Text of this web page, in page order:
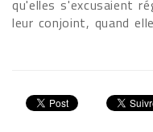
qu'elles s'excusaient
leur conjoint, quand